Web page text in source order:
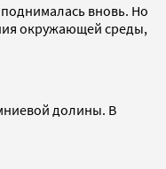
вновь. Но
окружающей среды,
долины. В